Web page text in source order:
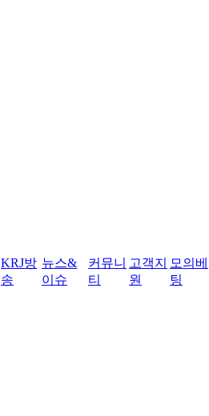
KRJ방
송
뉴스&
이슈
커뮤니
티
고객지
원
모의베
팅